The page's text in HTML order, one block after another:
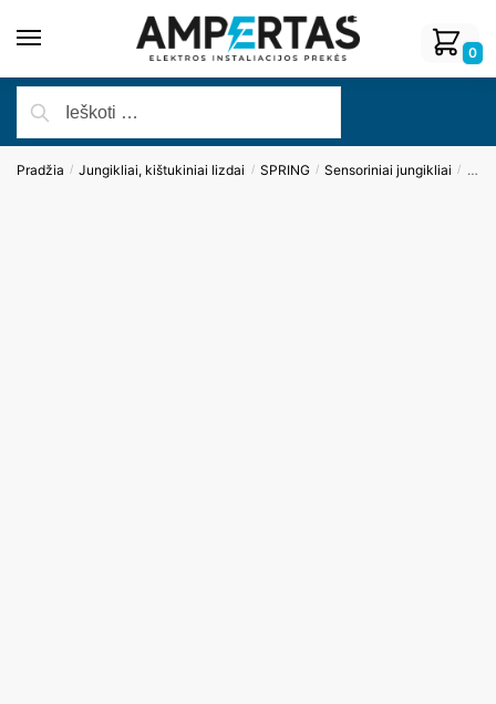
0
Pradžia / Jungikliai, kištukiniai lizdai / SPRING / Sensoriniai jungikliai /